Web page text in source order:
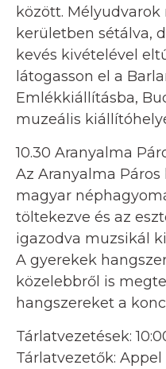
között.
kerületben sétálva,
kevés kivételével
látogasson el a
Emlékkiállításba,
muzeális
10.30 Aranyalma
Az Aranyalma
magyar
töltekezve és az
igazodva muzsikál
A gyerekek
közelebbről is
hangszereket a
Tárlatvezetések:
Tárlatvezetők: